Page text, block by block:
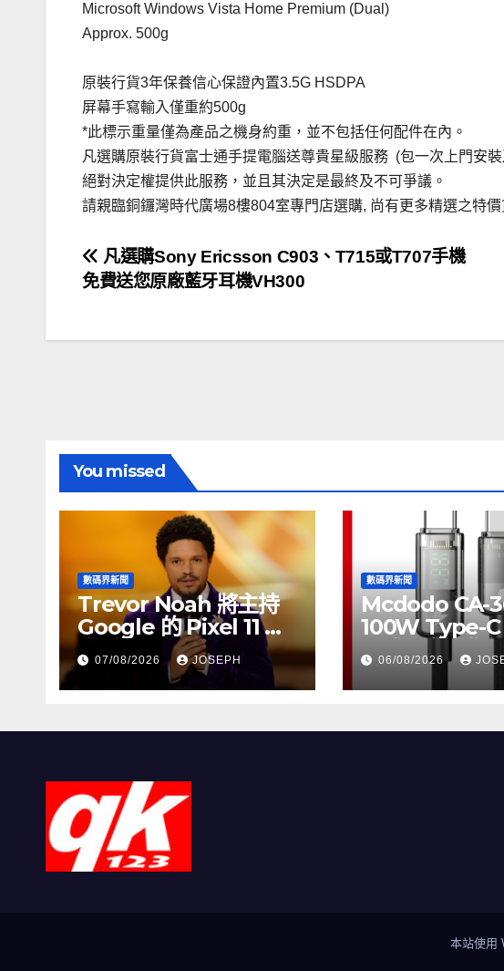
Microsoft Windows Vista Home Premium (Dual)
Approx. 500g
原裝行貨3年保養信心保證內置3.5G HSDPA
屏幕手寫輸入僅重約500g
*此標示重量僅為產品之機身約重，並不包括任何配件在內。
凡選購原裝行貨富士通手提電腦送尊貴星級服務 (包一次上門安
絕對決定權提供此服務，並且其決定是最終及不可爭議。
請親臨銅鑼灣時代廣場8樓804室專門店選購, 尚有更多精選之特
文
章
導
凡選購Sony Ericsson C903、T715或T707手機
免費送您原廠藍牙耳機VH300
You missed
數碼界新聞
Trevor Noah 將主持
Google 的 Pixel 11 推
介活動
07/08/2026 JOSEPH
數碼界新聞
Mcdodo CA-
100W Type-C
正式上市，售
HK$115
06/08/2026
本站使用